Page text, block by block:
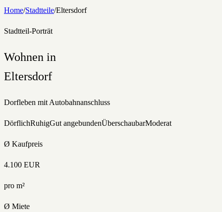
Home/Stadtteile/Eltersdorf
Stadtteil-Porträt
Wohnen in
Eltersdorf
Dorfleben mit Autobahnanschluss
DörflichRuhigGut angebundenÜberschaubarModerat
Ø Kaufpreis
4.100 EUR
pro m²
Ø Miete